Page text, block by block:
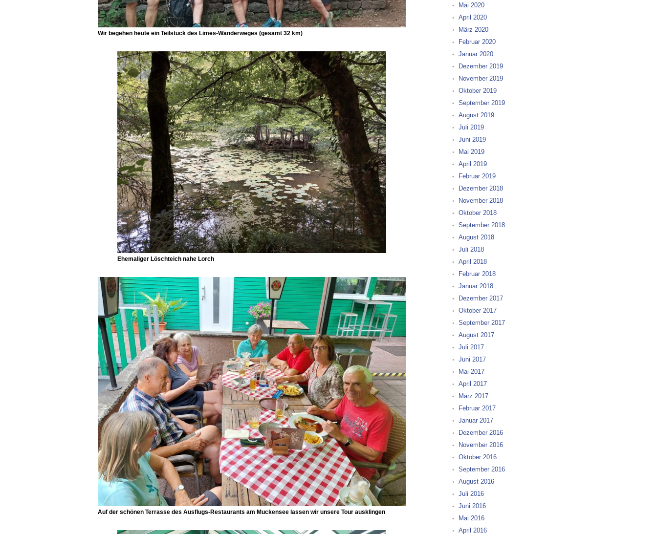
Wir begehen heute ein Teilstück des Limes-Wanderweges (gesamt 32 km)
Ehemaliger Löschteich nahe Lorch
Auf der schönen Terrasse des Ausflugs-Restaurants am Muckenseelassen wir unsere Tour ausklingen
Mai 2020
April 2020
März 2020
Februar 2020
Januar 2020
Dezember 2019
November 2019
Oktober 2019
September 2019
August 2019
Juli 2019
Juni 2019
Mai 2019
April 2019
Februar 2019
Dezember 2018
November 2018
Oktober 2018
September 2018
August 2018
Juli 2018
April 2018
Februar 2018
Januar 2018
Dezember 2017
Oktober 2017
September 2017
August 2017
Juli 2017
Juni 2017
Mai 2017
April 2017
März 2017
Februar 2017
Januar 2017
Dezember 2016
November 2016
Oktober 2016
September 2016
August 2016
Juli 2016
Juni 2016
Mai 2016
April 2016